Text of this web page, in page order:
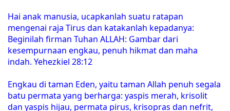
Hai anak manusia, ucapkanlah suatu ratapan
mengenai raja Tirus dan katakanlah kepadanya:
Beginilah firman Tuhan ALLAH: Gambar dari
kesempurnaan engkau, penuh hikmat dan maha
indah. Yehezkiel 28:12
Engkau di taman Eden, yaitu taman Allah penuh segala
batu permata yang berharga: yaspis merah, krisolit
dan yaspis hijau, permata pirus, krisopras dan nefrit,